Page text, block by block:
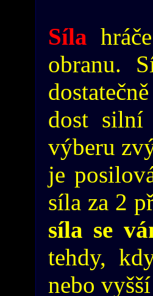
Síla
obranu.
dost
výberu
je
síla za 2
síla se
tehdy,
nebo